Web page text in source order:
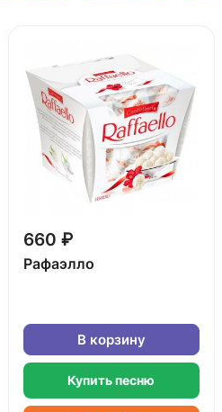
660 ₽
Рафаэлло
В корзину
Купить песню